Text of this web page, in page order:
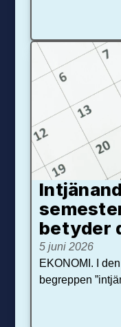
betyder
5 juni 2026
EKONOMI. I
begreppen